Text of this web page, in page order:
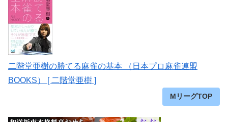
二階堂亜樹の勝てる麻雀の基本 （日本プロ麻雀連盟
BOOKS） [ 二階堂亜樹 ]
MリーグTOP